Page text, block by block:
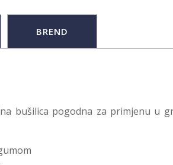
BREND
bušilica pogodna za primjenu u